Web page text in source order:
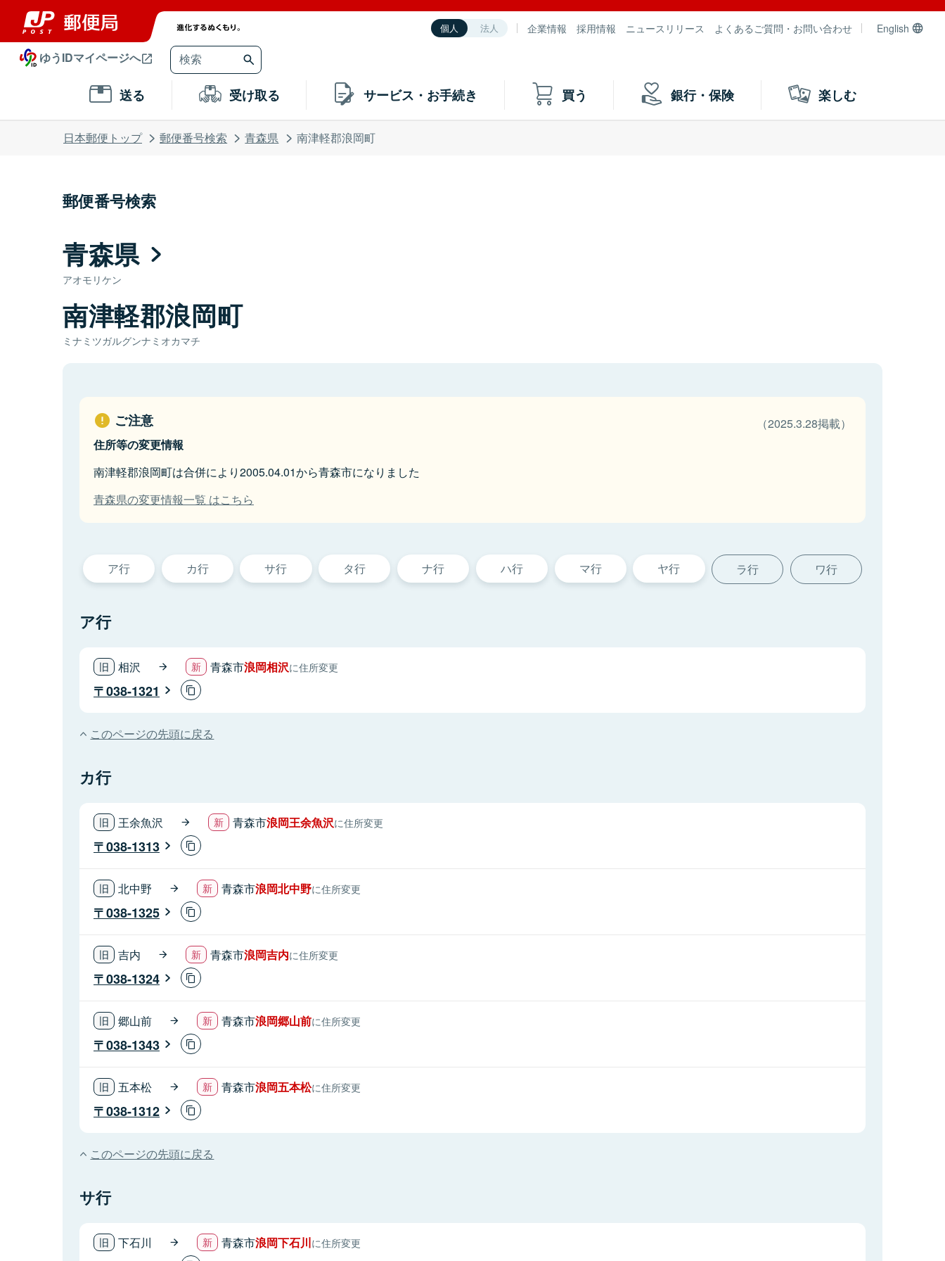
個人 法人 企業情報 採用情報 ニュースリリース よくあるご質問・お問い合わせ English
ゆうIDマイページへ
送る 受け取る サービス・お手続き 買う 銀行・保険 楽しむ
日本郵便トップ 郵便番号検索 青森県 南津軽郡浪岡町
郵便番号検索
青森県
アオモリケン
南津軽郡浪岡町
ミナミツガルグンナミオカマチ
ご注意
（2025.3.28掲載）
住所等の変更情報
南津軽郡浪岡町は合併により2005.04.01から青森市になりました
青森県の変更情報一覧 はこちら
ア行 カ行 サ行 タ行 ナ行 ハ行 マ行 ヤ行 ラ行 ワ行
ア行
相沢 青森市浪岡相沢に住所変更
038-1321
このページの先頭に戻る
カ行
王余魚沢 青森市浪岡王余魚沢に住所変更
038-1313
北中野 青森市浪岡北中野に住所変更
038-1325
吉内 青森市浪岡吉内に住所変更
038-1324
郷山前 青森市浪岡郷山前に住所変更
038-1343
五本松 青森市浪岡五本松に住所変更
038-1312
このページの先頭に戻る
サ行
下石川 青森市浪岡下石川に住所変更